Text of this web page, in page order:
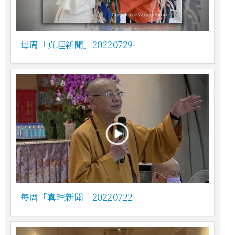
每周「真理新聞」20220729
每周「真理新聞」20220722